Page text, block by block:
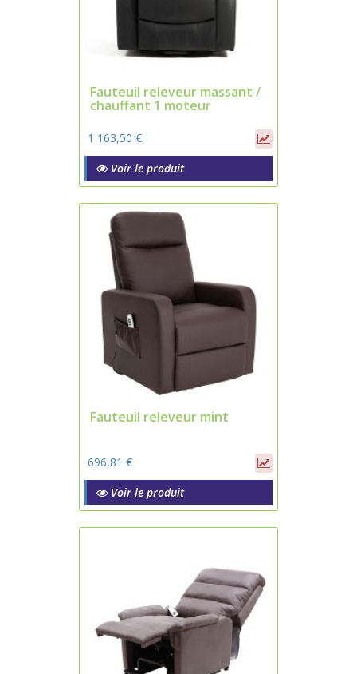
Fauteuil releveur massant /
chauffant 1 moteur
1 163,50 €
Voir le produit
Fauteuil releveur mint
696,81 €
Voir le produit